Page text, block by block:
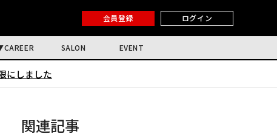
会員登録 ログイン
CAREER SALON EVENT
にしました
関連記事